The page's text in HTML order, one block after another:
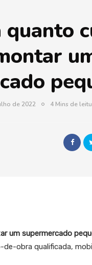
quanto
de 2022 4 Mins de
um supermercado
de-obra qualificada,